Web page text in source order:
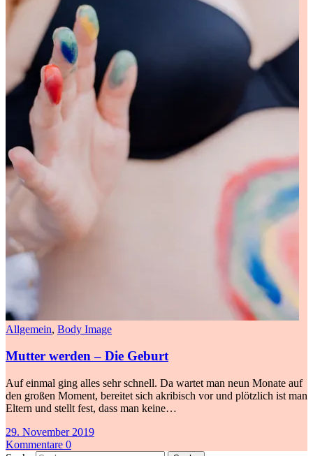
Allgemein, Body Image
Mutter werden – Die Geburt
Auf einmal ging alles sehr schnell. Da wartet man neun Monate auf
den großen Moment, bereitet sich akribisch vor und plötzlich ist man
Eltern und stellt fest, dass man keine…
29. November 2019
Kommentare 0